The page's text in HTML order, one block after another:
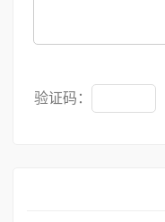
验证码：